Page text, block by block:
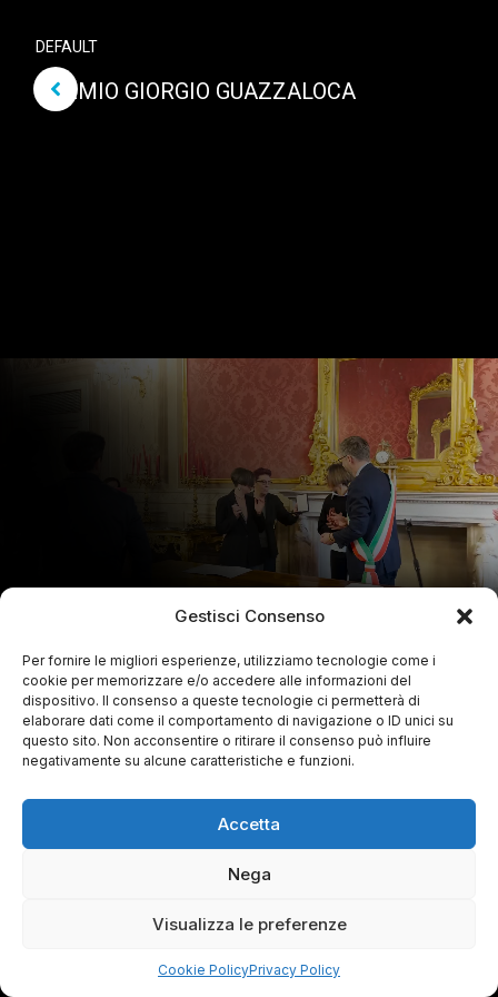
Gestisci Consenso
Per fornire le migliori esperienze, utilizziamo tecnologie come i
cookie per memorizzare e/o accedere alle informazioni del
dispositivo. Il consenso a queste tecnologie ci permetterà di
elaborare dati come il comportamento di navigazione o ID unici su
questo sito. Non acconsentire o ritirare il consenso può influire
negativamente su alcune caratteristiche e funzioni.
Accetta
Nega
Visualizza le preferenze
Cookie PolicyPrivacy Policy